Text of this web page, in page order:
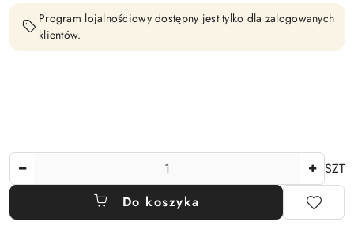
Program lojalnościowy dostępny jest tylko dla zalogowanych
klientów.
SZT
Do koszyka